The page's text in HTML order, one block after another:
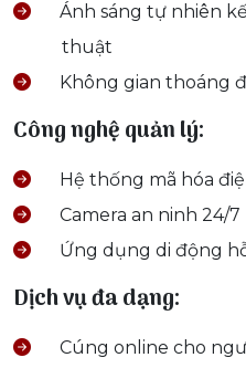
Ánh sáng tự nhiên
thuật
Không gian thoáng
Công nghệ quản lý:
Hệ thống mã hóa
Camera an ninh 24/7
Ứng dụng di động
Dịch vụ đa dạng:
Cúng online cho